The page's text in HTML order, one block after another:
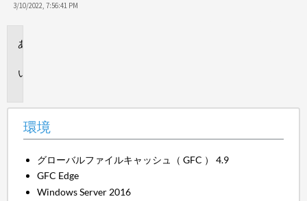
3/10/2022, 7:56:41 PM
環境
グローバルファイルキャッシュ（ GFC ） 4.9
GFC Edge
Windows Server 2016